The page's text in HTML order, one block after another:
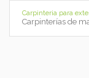
Carpinterías de